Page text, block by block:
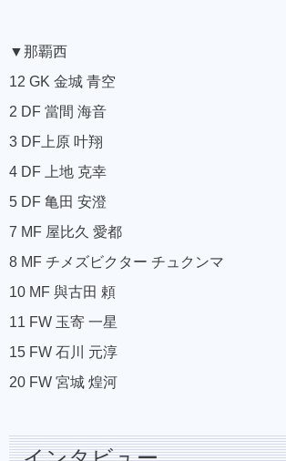
▼那覇西
12 GK 金城 青空
2 DF 當間 海音
3 DF上原 叶翔
4 DF 上地 克幸
5 DF 亀田 安澄
7 MF 屋比久 愛都
8 MF チメズビクター チュクンマ
10 MF 與古田 頼
11 FW 玉寄 一星
15 FW 石川 元淳
20 FW 宮城 煌河